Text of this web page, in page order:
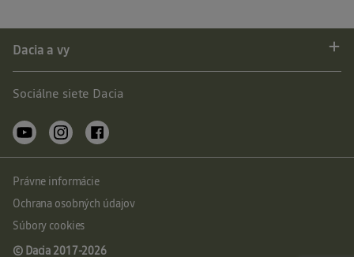
Dacia a vy
Sociálne siete Dacia
Právne informácie
Ochrana osobných údajov
Súbory cookies
© Dacia 2017-2026